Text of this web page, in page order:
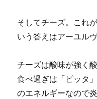
そしてチーズ。これ
いう答えはアーユル
チーズは酸味が強く
食べ過ぎは「ピッタ
のエネルギーなので